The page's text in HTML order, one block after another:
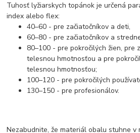
Tuhosť lyžiarskych topánok je určená
index alebo flex:
40–60 - pre začiatočníkov a deti,
60–80 - pre začiatočníkov a
80–100 - pre pokročilých žien, pre
telesnou hmotnosťou a pre
telesnou hmotnosťou;
100–120 - pre pokročilých
130–150 - pre profesionálov.
Nezabudnite, že materiál obalu stuhne v